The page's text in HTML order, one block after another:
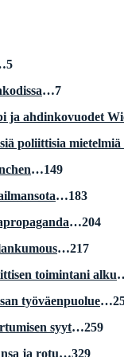
…7
ja ahdinkovuodet
poliittisia
…149
…183
…204
…217
toimintani alku
työväenpuolue
syyt…259
ja rotu…329